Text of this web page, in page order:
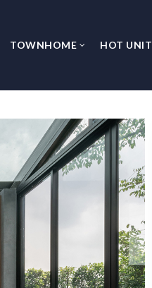
TOWNHOME HOT UNIT